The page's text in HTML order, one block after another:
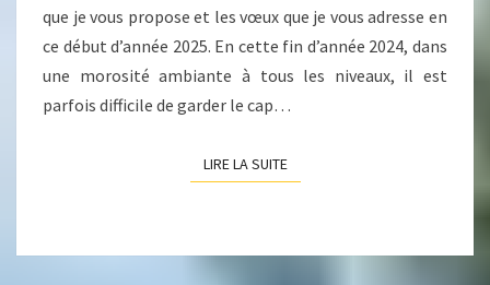
que je vous propose et les vœux que je vous adresse en
ce début d’année 2025. En cette fin d’année 2024, dans
une morosité ambiante à tous les niveaux, il est
parfois difficile de garder le cap…
LIRE LA SUITELIRE LA SUITE